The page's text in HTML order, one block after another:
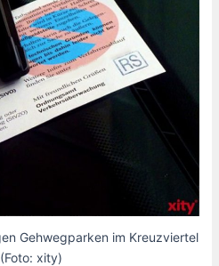
Gehwegparken im Kreuzviertel
xity)